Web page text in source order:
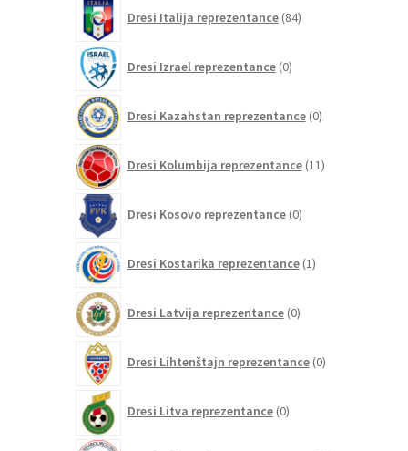
Dresi Italija reprezentance 84izdelkov
Dresi Izrael reprezentance 0izdelkov
Dresi Kazahstan reprezentance 0izdelkov
Dresi Kolumbija reprezentance 11izdelkov
Dresi Kosovo reprezentance 0izdelkov
Dresi Kostarika reprezentance 1izdelek
Dresi Latvija reprezentance 0izdelkov
Dresi Lihtenštajn reprezentance 0izdelkov
Dresi Litva reprezentance 0izdelkov